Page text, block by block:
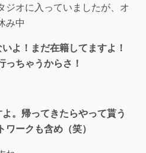
オに入っていましたが、オ
み中
よ！まだ在籍してますよ！
っちゃうからさ！
。帰ってきたらやって貰う
ークも含め（笑）